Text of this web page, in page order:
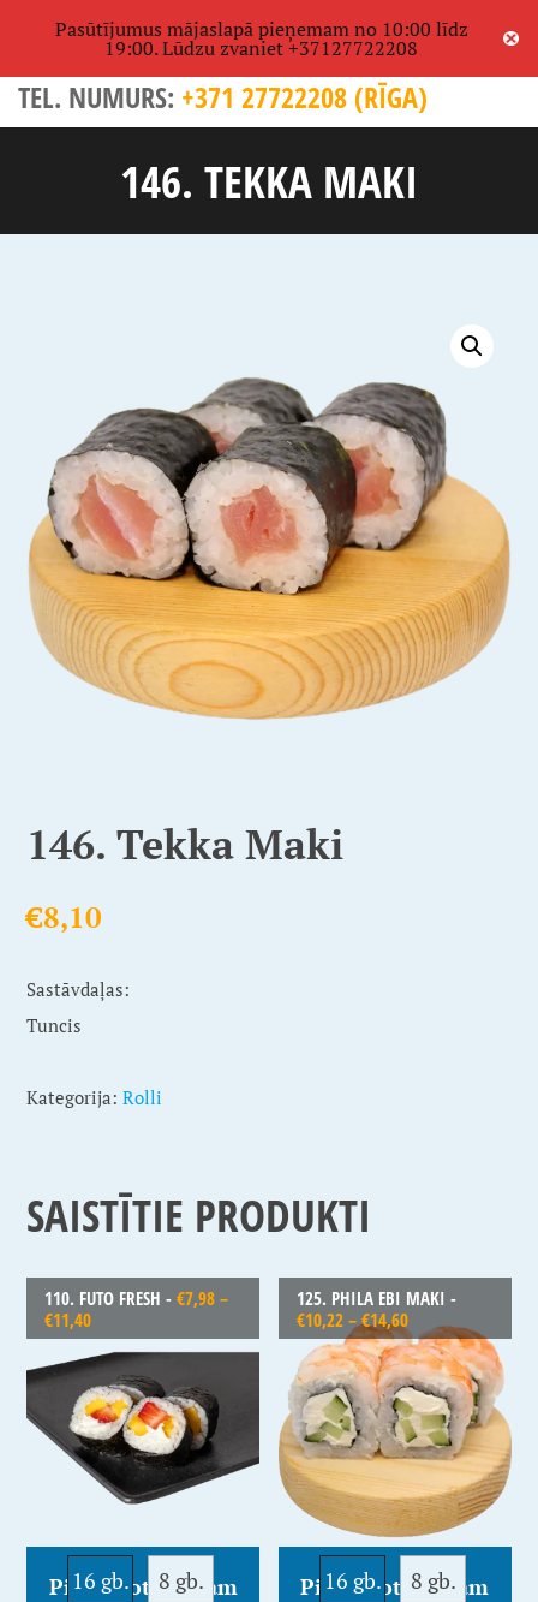
TEL. NUMURS: +371 27722208 (RĪGA)
(0) €0,00
146. TEKKA MAKI
146. Tekka Maki
€8,10
Sastāvdaļas:
Tuncis
Kategorija:Rolli
SAISTĪTIE PRODUKTI
110. FUTO FRESH -€7,98 –
€11,40
16 gb. 8 gb.
Pievienot Grozam
125. PHILA EBI MAKI -
€10,22 –€14,60
16 gb. 8 gb.
Pievienot Grozam
Pasūtījumus mājaslapā pieņemam no 10:00 līdz
19:00. Lūdzu zvaniet +37127722208